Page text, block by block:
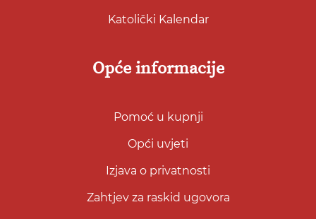
Katolički Kalendar
Opće informacije
Pomoć u kupnji
Opći uvjeti
Izjava o privatnosti
Zahtjev za raskid ugovora